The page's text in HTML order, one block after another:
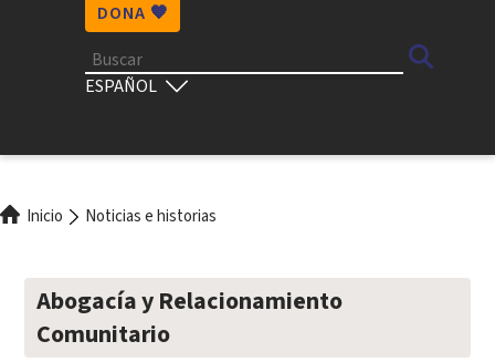
DONA 🧡
Buscar
Select
Ruta
de
navegación
Inicio Noticias e historias
Abogacía y Relacionamiento
Comunitario